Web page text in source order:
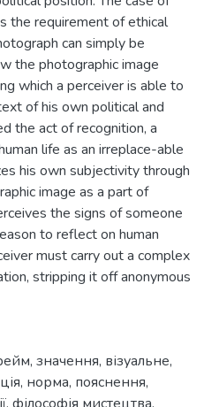
the requirement of ethical
can simply be
the photographic image
which a perceiver is able to
of his own political and
the act of recognition, a
life as an irreplace-able
his own subjectivity through
image as a part of
the signs of someone
to reflect on human
must carry out a complex
stripping it off anonymous
, значення, візуальне,
, норма, пояснення,